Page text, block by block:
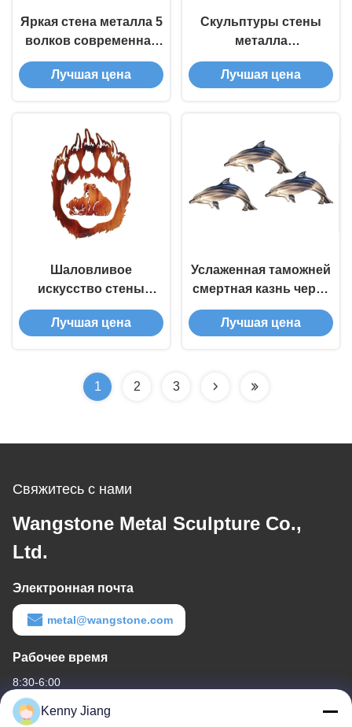
Яркая стена металла 5
волков современная
ваяет популярный
дизайн
Лучшая цена
Скульптуры стены
металла
американского
гостеприимсва
Лучшая цена
Шаловливое
искусство стены
металла Кубс медведя
2 уникальное,
металла
Лучшая цена
Услаженная таможней
смертная казнь через
повешение стены
дельфина металла,
Лучшая цена
1 2 3
Свяжитесь с нами
Wangstone Metal Sculpture Co.,
Ltd.
Электронная почта
metal@wangstone.com
Рабочее время
8:30-6:00
Наш адрес
Kenny Jiang